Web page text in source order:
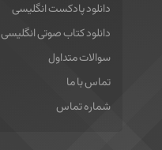
دانلود پادکست انگلیسی
دانلود کتاب صوتی انگلیسی
سوالات متداول
تماس با ما
شماره تماس